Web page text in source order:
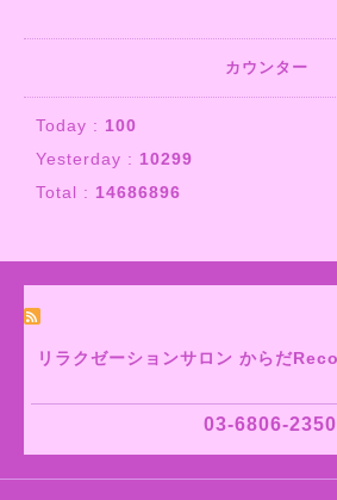
カウンター
Today : 100
Yesterday : 10299
Total : 14686896
リラクゼーションサロン からだ
03-6806-2350